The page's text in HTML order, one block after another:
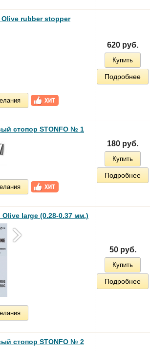
Olive rubber stopper
620 руб.
Купить
Подробнее
стопор STONFO № 1
180 руб.
Купить
Подробнее
large (0.28-0.37 мм.)
50 руб.
Купить
Подробнее
стопор STONFO № 2